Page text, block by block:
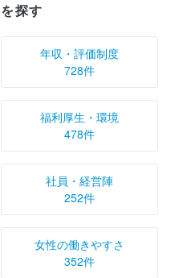
探す
年収・評価制度
728件
福利厚生・環境
478件
社員・経営陣
252件
女性の働きやすさ
352件